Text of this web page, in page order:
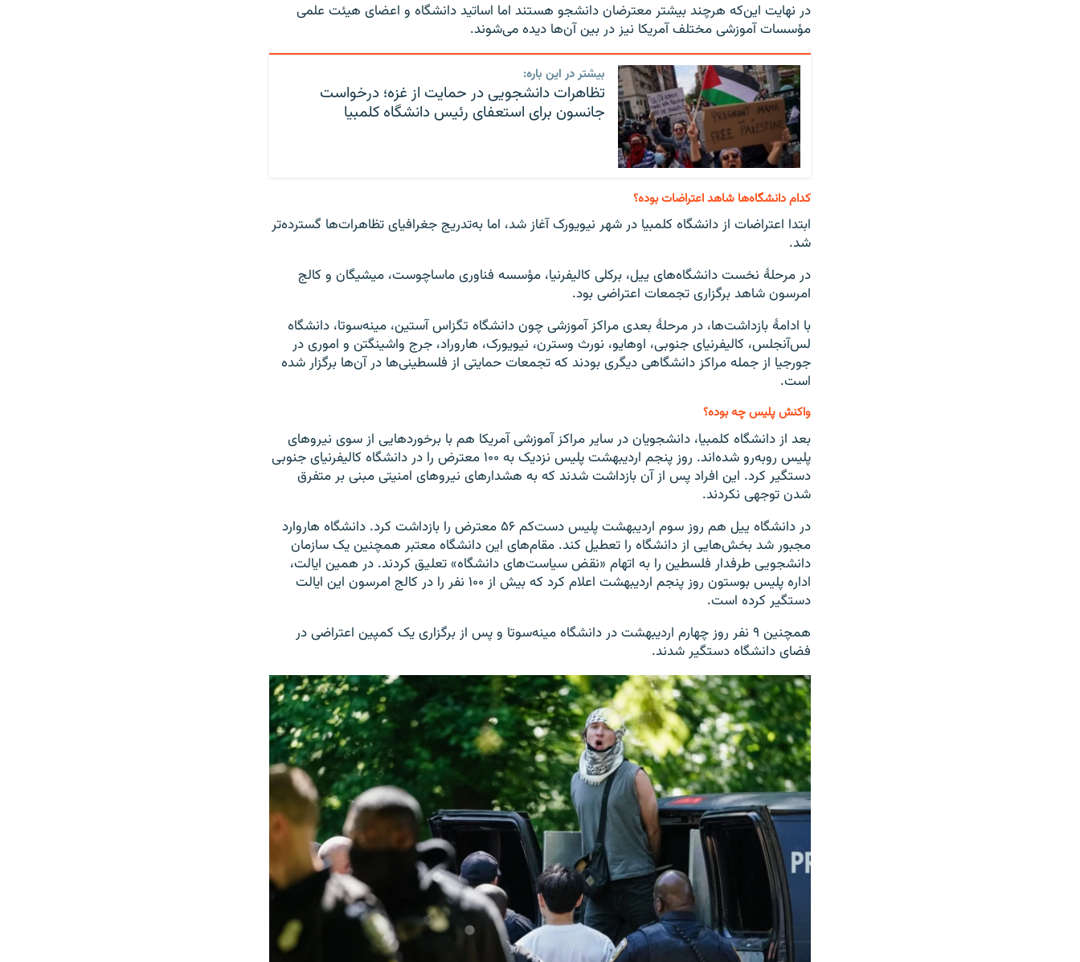
در نهایت این‌که هرچند بیشتر معترضان دانشجو هستند اما اساتید دانشگاه و اعضای هیئت علمی
مؤسسات آموزشی مختلف آمریکا نیز در بین آن‌ها دیده می‌شوند.
بیشتر در این باره:
تظاهرات دانشجویی در حمایت از غزه؛ درخواست
جانسون برای استعفای رئیس دانشگاه کلمبیا
کدام دانشگاه‌ها شاهد اعتراضات بوده؟
ابتدا اعتراضات از دانشگاه کلمبیا در شهر نیویورک آغاز شد، اما به‌تدریج جغرافیای تظاهرات‌ها گسترده‌تر
شد.
در مرحلهٔ نخست دانشگاه‌های ییل، برکلی کالیفرنیا، مؤسسه فناوری ماساچوست، میشیگان و کالج
امرسون شاهد برگزاری تجمعات اعتراضی بود.
با ادامهٔ بازداشت‌ها، در مرحلهٔ بعدی مراکز آموزشی چون دانشگاه تگزاس آستین، مینه‌سوتا، دانشگاه
لس‌آنجلس، کالیفرنیای جنوبی، اوهایو، نورث وسترن، نیویورک، هاروراد، جرج واشینگتن و اموری در
جورجیا از جمله مراکز دانشگاهی دیگری بودند که تجمعات حمایتی از فلسطینی‌ها در آن‌ها برگزار شده
است.
واکنش پلیس چه بوده؟
بعد از دانشگاه کلمبیا، دانشجویان در سایر مراکز آموزشی آمریکا هم با برخوردهایی از سوی نیروهای
پلیس روبه‌رو شده‌اند. روز پنجم اردیبهشت پلیس نزدیک به ۱۰۰ معترض را در دانشگاه کالیفرنیای جنوبی
دستگیر کرد. این افراد پس از آن بازداشت شدند که به هشدارهای نیروهای امنیتی مبنی بر متفرق
شدن توجهی نکردند.
در دانشگاه ییل هم روز سوم اردیبهشت پلیس دست‌کم ۵۶ معترض را بازداشت کرد. دانشگاه هاروارد
مجبور شد بخش‌هایی از دانشگاه را تعطیل کند. مقام‌های این دانشگاه معتبر همچنین یک سازمان
دانشجویی طرفدار فلسطین را به اتهام «نقض سیاست‌های دانشگاه» تعلیق کردند. در همین ایالت،
اداره پلیس بوستون روز پنجم اردیبهشت اعلام کرد که بیش از ۱۰۰ نفر را در کالج امرسون این ایالت
دستگیر کرده است.
همچنین ۹ نفر روز چهارم اردیبهشت در دانشگاه مینه‌سوتا و پس از برگزاری یک کمپین اعتراضی در
فضای دانشگاه دستگیر شدند.